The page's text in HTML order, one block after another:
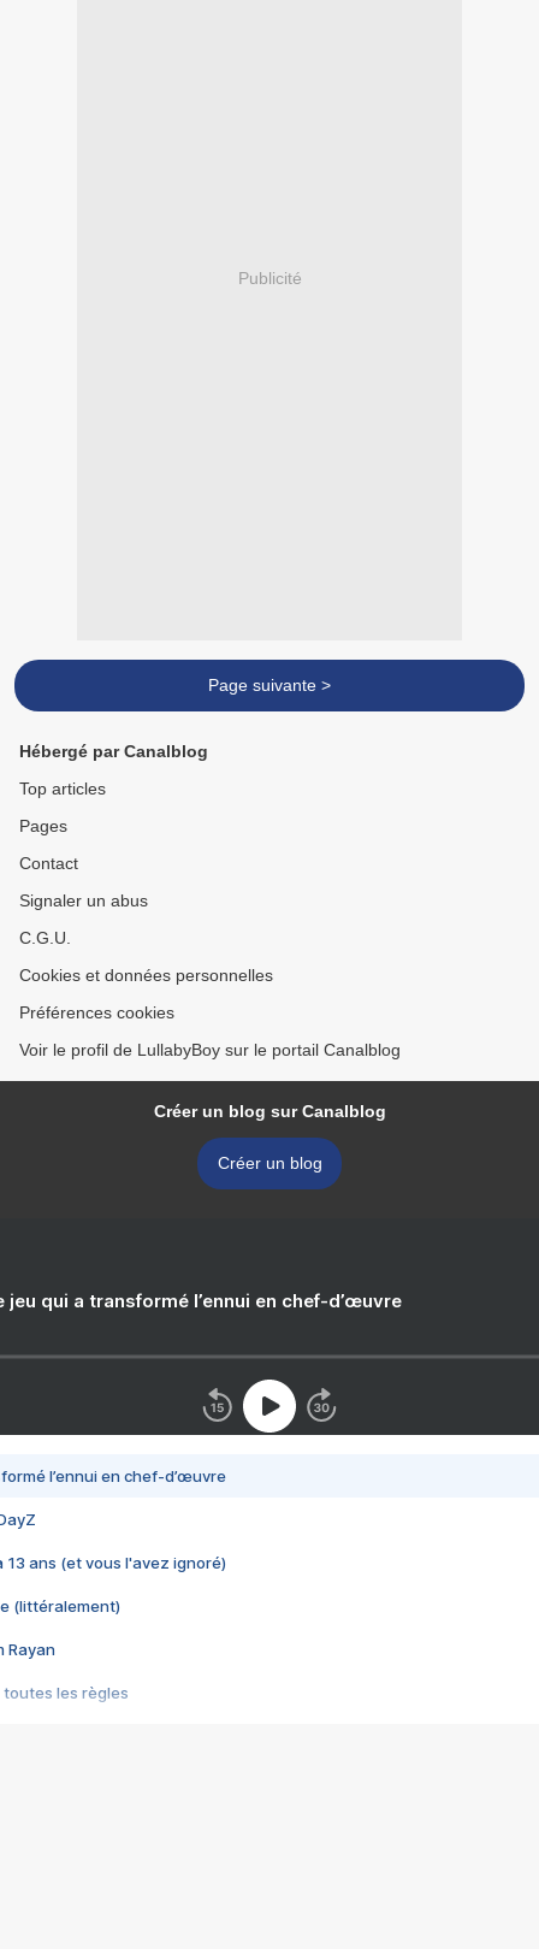
Publicité
Page suivante >
Hébergé par Canalblog
Top articles
Pages
Contact
Signaler un abus
C.G.U.
Cookies et données personnelles
Préférences cookies
Voir le profil de LullabyBoy sur le portail Canalblog
Créer un blog sur Canalblog
Créer un blog
jeu qui a transformé l’ennui en chef-d’œuvre
l’ennui en chef-d’œuvre
13 ans (et vous l'avez ignoré)
(littéralement)
Rayan
toutes les règles